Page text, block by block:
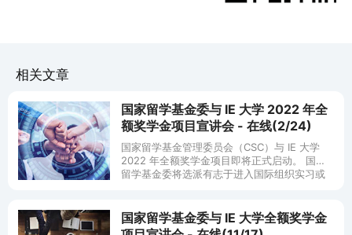
相关文章
国家留学基金委与 IE 大学 2022 年全
额奖学金项目宣讲会 - 在线(2/24)
国家留学基金管理委员会（CSC）与 IE 大学
2022 年全额奖学金项目即将正式启动。 国家
留学基金委将选派有志于进入国际组织实习或
国家留学基金委与 IE 大学全额奖学金